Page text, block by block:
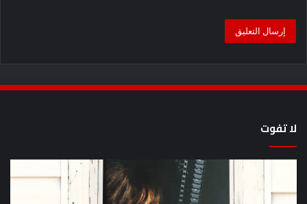
لا تفوت
الذي